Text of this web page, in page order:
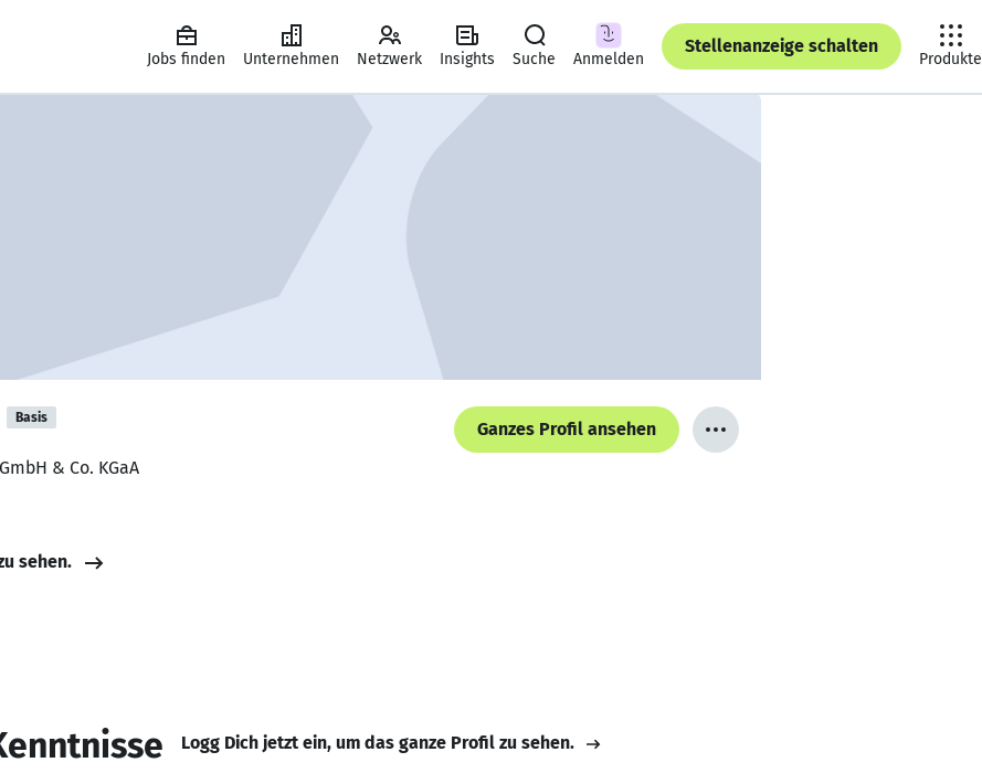
Jobs finden Unternehmen Netzwerk Insights Suche Anmelden
Stellenanzeige schalten
Produkte
Basis
Ganzes Profil ansehen
& Co. KGaA
sehen.
Logg Dich jetzt ein, um das ganze Profil zu sehen.